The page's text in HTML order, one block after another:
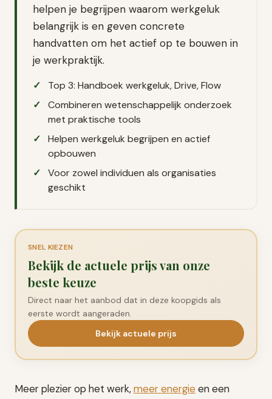
helpen je begrijpen waarom werkgeluk
belangrijk is en geven concrete
handvatten om het actief op te bouwen in
je werkpraktijk.
Top 3: Handboek werkgeluk, Drive, Flow
Combineren wetenschappelijk onderzoek
met praktische tools
Helpen werkgeluk begrijpen en actief
opbouwen
Voor zowel individuen als organisaties
geschikt
SNEL KIEZEN
Bekijk de actuele prijs van onze
beste keuze
Direct naar het aanbod dat in deze koopgids als
eerste wordt aangeraden.
Bekijk actuele prijs
Meer plezier op het werk,meer energie en een